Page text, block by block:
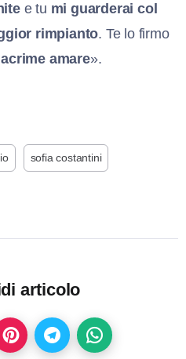
e tu mi guarderai col
rimpianto. Te lo firmo
amare».
sofia costantini
articolo